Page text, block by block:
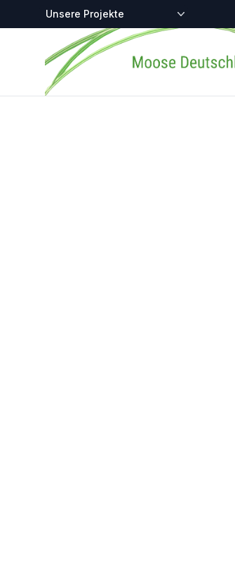
Zentralstellen-Projekte
Startseite